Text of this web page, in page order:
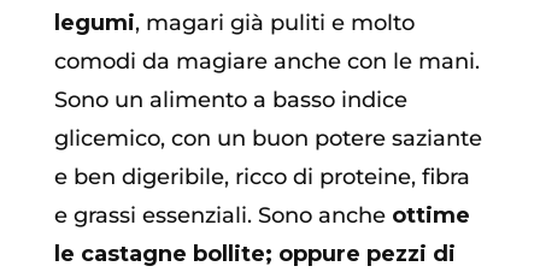
legumi, magari già puliti e molto
comodi da magiare anche con le mani.
Sono un alimento a basso indice
glicemico, con un buon potere saziante
e ben digeribile, ricco di proteine, fibra
e grassi essenziali. Sono anche ottime
le castagne bollite; oppure pezzi di